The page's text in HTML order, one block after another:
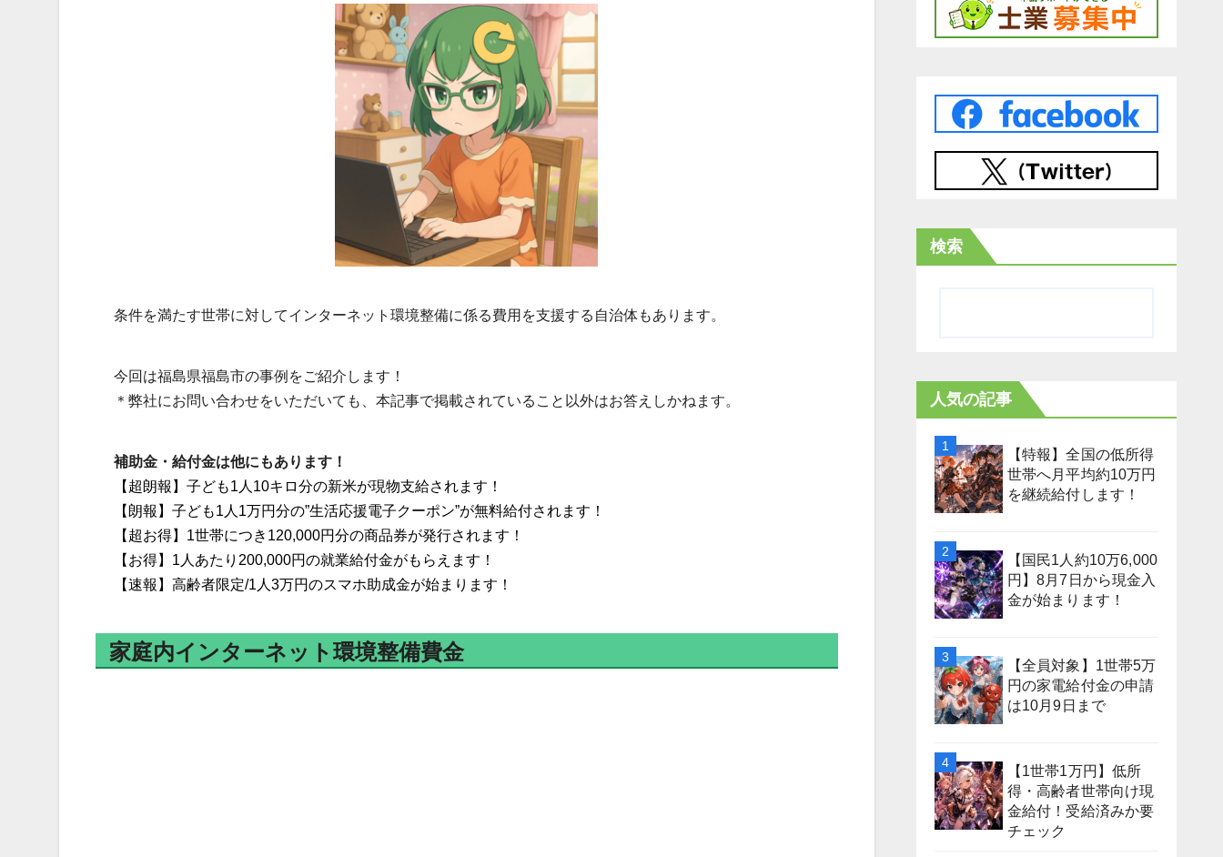
条件を満たす世帯に対してインターネット環境整備に係る費用を支援する自治体もあります。
今回は福島県福島市の事例をご紹介します！
＊弊社にお問い合わせをいただいても、本記事で掲載されていること以外はお答えしかねます。
補助金・給付金は他にもあります！
【超朗報】子ども1人10キロ分の新米が現物支給されます！
【朗報】子ども1人1万円分の”生活応援電子クーポン”が無料給付されます！
【超お得】1世帯につき120,000円分の商品券が発行されます！
【お得】1人あたり200,000円の就業給付金がもらえます！
【速報】高齢者限定/1人3万円のスマホ助成金が始まります！
家庭内インターネット環境整備費金
検索
人気の記事
【特報】全国の低所得
世帯へ月平均約10万円
を継続給付します！
【国民1人約10万6,000
円】8月7日から現金入
金が始まります！
【全員対象】1世帯5万
円の家電給付金の申請
は10月9日まで
【1世帯1万円】低所
得・高齢者世帯向け現
金給付！受給済みか要
チェック